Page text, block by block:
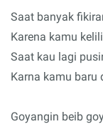
Saat banyak
Karena kamu
Saat kau lagi
Karna kamu baru
Goyangin beib